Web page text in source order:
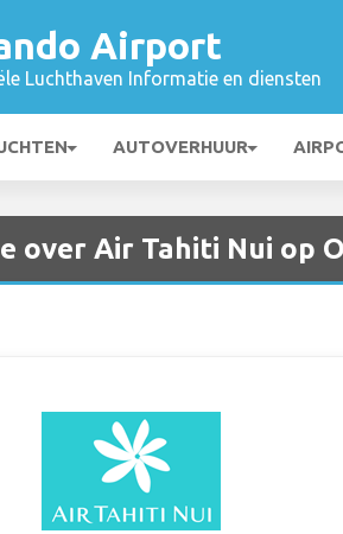
Airport
Luchthaven Informatie en diensten
AUTOVERHUUR
over Air Tahiti Nui op